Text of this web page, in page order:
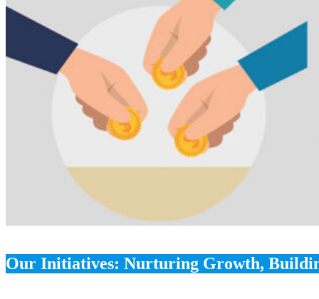
Our Initiatives: Nurturing Growth,